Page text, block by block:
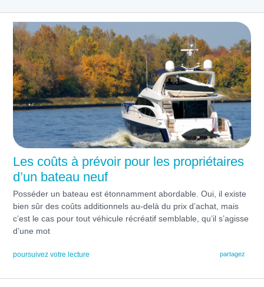
Les coûts à prévoir pour les propriétaires
d’un bateau neuf
Posséder un bateau est étonnamment abordable. Oui, il existe
bien sûr des coûts additionnels au-delà du prix d’achat, mais
c’est le cas pour tout véhicule récréatif semblable, qu’il s’agisse
d’une mot
poursuivez votre lecture partagez